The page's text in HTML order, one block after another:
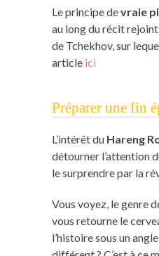
Le principe devraie
au long du récit
de Tchekhov, sur
article ici
Préparer une fin
L’intérêt du Hareng
détourner l’attention
le surprendre par la
Vous voyez, le genre
vous retourne le
l’histoire sous un